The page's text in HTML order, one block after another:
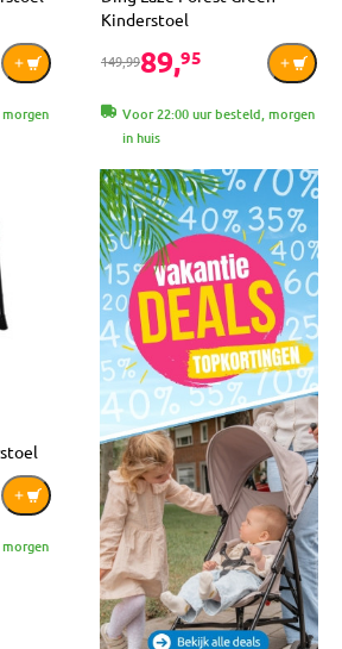
Kinderstoel
149,9989,95
Voor 22:00 uur besteld, morgen
in huis